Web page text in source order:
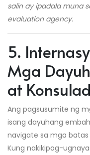
salin ay ipadala muna
evaluation agency.
5.
Mga
at
Ang pagsusumite ng
isang dayuhang
navigate sa mga
Kung nakikipag-